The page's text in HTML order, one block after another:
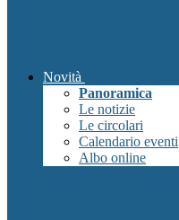
Novità
Panoramica
Le notizie
Le circolari
Calendario eventi
Albo online